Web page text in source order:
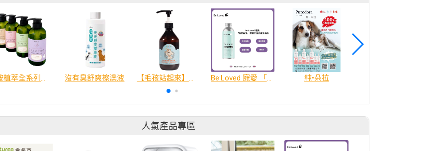
絲胺植萃全系列沐浴乳(保濕、控油、修護、驅蟲) 沒有臭舒爽擦澡液 【毛孩站起來】養肌護髮洗毛精 犬貓多款 Be:Loved 寵愛 「寵愛森活」 蘆薈天然柔順洗毛精 純•朵拉
人氣產品專區